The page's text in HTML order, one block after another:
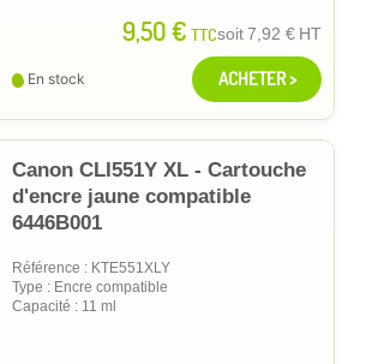
9,50 € TTCsoit7,92 € HT
En stock ACHETER >
Canon CLI551Y XL - Cartouche
d'encre jaune compatible
6446B001
Référence : KTE551XLY
Type : Encre compatible
Capacité : 11 ml